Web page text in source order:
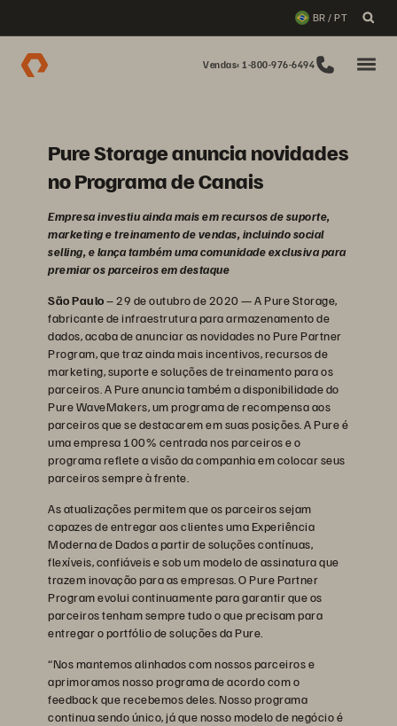
BR / PT
Vendas: 1-800-976-6494
Pure Storage anuncia novidades
no Programa de Canais
Empresa investiu ainda mais em recursos de suporte,
marketing e treinamento de vendas, incluindo social
selling, e lança também uma comunidade exclusiva para
premiar os parceiros em destaque
São Paulo– 29 de outubro de 2020 — A Pure Storage,
fabricante de infraestrutura para armazenamento de
dados, acaba de anunciar as novidades no Pure Partner
Program, que traz ainda mais incentivos, recursos de
marketing, suporte e soluções de treinamento para os
parceiros. A Pure anuncia também a disponibilidade do
Pure WaveMakers, um programa de recompensa aos
parceiros que se destacarem em suas posições. A Pure é
uma empresa 100% centrada nos parceiros e o
programa reflete a visão da companhia em colocar seus
parceiros sempre à frente.
As atualizações permitem que os parceiros sejam
capazes de entregar aos clientes uma Experiência
Moderna de Dados a partir de soluções contínuas,
flexíveis, confiáveis e sob um modelo de assinatura que
trazem inovação para as empresas. O Pure Partner
Program evolui continuamente para garantir que os
parceiros tenham sempre tudo o que precisam para
entregar o portfólio de soluções da Pure.
“Nos mantemos alinhados com nossos parceiros e
aprimoramos nosso programa de acordo com o
feedback que recebemos deles. Nosso programa
continua sendo único, já que nosso modelo de negócio é